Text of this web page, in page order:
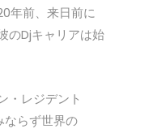
年前、来日前に
のDjキャリアは始
・レジデント
ならず世界の